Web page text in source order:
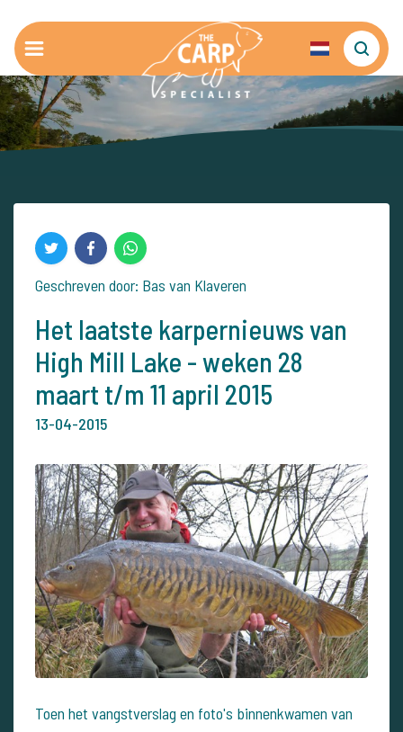
Geschreven door: Bas van Klaveren
Het laatste karpernieuws van
High Mill Lake - weken 28
maart t/m 11 april 2015
13-04-2015
Toen het vangstverslag en foto's binnenkwamen van